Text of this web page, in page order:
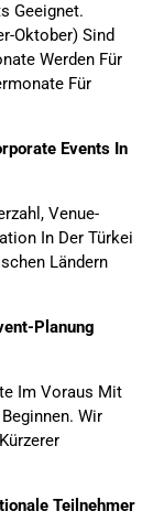
Geeignet.
Oktober) Sind
Werden Für
Für
Events In
Venue-
In Der Türkei
Ländern
Planung
Im Voraus Mit
Wir
Teilnehmer